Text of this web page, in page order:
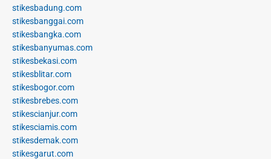
stikesbadung.com
stikesbanggai.com
stikesbangka.com
stikesbanyumas.com
stikesbekasi.com
stikesblitar.com
stikesbogor.com
stikesbrebes.com
stikescianjur.com
stikesciamis.com
stikesdemak.com
stikesgarut.com